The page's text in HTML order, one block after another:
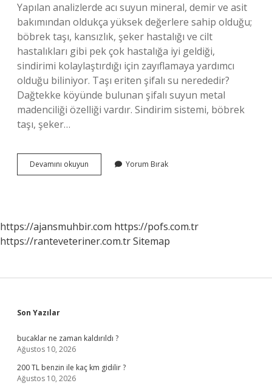
Yapılan analizlerde acı suyun mineral, demir ve asit
bakımından oldukça yüksek değerlere sahip olduğu;
böbrek taşı, kansızlık, şeker hastalığı ve cilt
hastalıkları gibi pek çok hastalığa iyi geldiği,
sindirimi kolaylaştırdığı için zayıflamaya yardımcı
olduğu biliniyor. Taşı eriten şifalı su nerededir?
Dağtekke köyünde bulunan şifalı suyun metal
madenciliği özelliği vardır. Sindirim sistemi, böbrek
taşı, şeker…
Devamını okuyun
Nerede
Yorum Bırak
https://ajansmuhbir.com https://pofs.com.tr
https://ranteveteriner.com.trSitemap
Sidebar
Son Yazılar
bucaklar ne zaman kaldırıldı ?
Ağustos 10, 2026
200 TL benzin ile kaç km gidilir ?
Ağustos 10, 2026